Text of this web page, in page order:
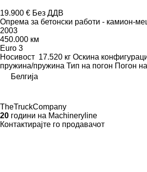
19.900 € Без ДДВ
Опрема за бетонски работи - камион-
2003
450.000 км
Euro 3
Носивост 17.520 кг Оскина
пружина/пружина Тип на погон Погон
Белгија
TheTruckCompany
20 години на Machineryline
Контактирајте го продавачот